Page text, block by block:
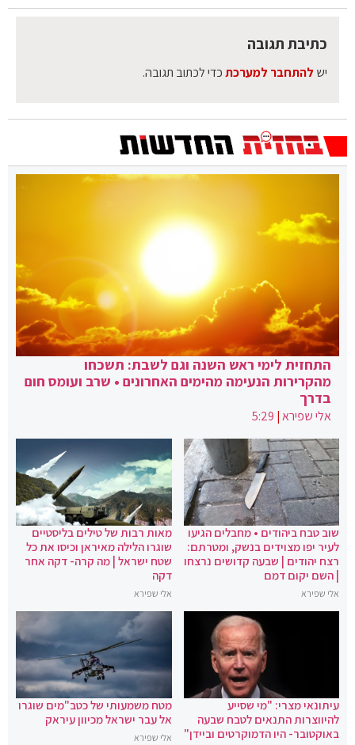
כתיבת תגובה
יש להתחבר למערכתכדי לכתוב תגובה.
התחזית לימי ראש השנה וגם לשבת: תשכחו
מהקרירות הנעימה מהימים האחרונים • שרב ועומס חום
בדרך
אלי שפירא|
5:29
שוב טבח ביהודים • מחבלים הגיעו
לעיר יפו מצוידים בנשק, ומטרתם:
רצח יהודים | שבעה קדושים נרצחו
| השם יקום דמם
אלי שפירא
מאות רבות של טילים בליסטיים
שוגרו הלילה מאיראן וכיסו את כל
שטח ישראל | מה קרה- דקה אחר
דקה
אלי שפירא
עיתונאי מצרי: "מי שסייע
להיווצרות התנאים לטבח שבעה
באוקטובר- היו הדמוקרטים וביידן"
מטח משמעותי של כטב"מים שוגרו
אל עבר ישראל מכיוון עיראק
אלי שפירא